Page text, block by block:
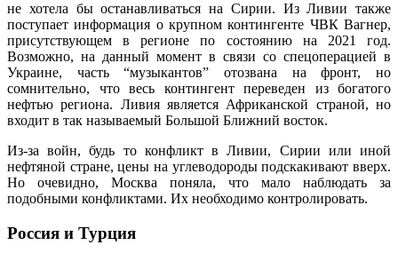
не хотела бы останавливаться на Сирии. Из Ливии также
поступает информация о крупном контингенте ЧВК Вагнер,
присутствующем в регионе по состоянию на 2021 год.
Возможно, на данный момент в связи со спецоперацией в
Украине, часть “музыкантов” отозвана на фронт, но
сомнительно, что весь контингент переведен из богатого
нефтью региона. Ливия является Африканской страной, но
входит в так называемый Большой Ближний восток.
Из-за войн, будь то конфликт в Ливии, Сирии или иной
нефтяной стране, цены на углеводороды подскакивают вверх.
Но очевидно, Москва поняла, что мало наблюдать за
подобными конфликтами. Их необходимо контролировать.
Россия и Турция